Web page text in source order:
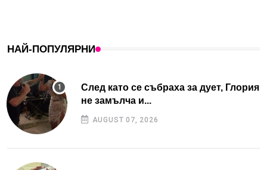
НАЙ-ПОПУЛЯРНИ
След като се събраха за дует, Глория
не замълча и...
AUGUST 07, 2026